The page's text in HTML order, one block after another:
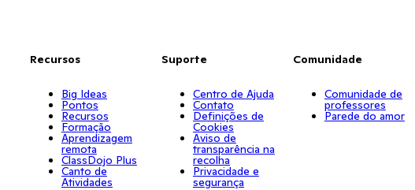
Recursos
Big Ideas
Pontos
Recursos
Formação
Aprendizagem
remota
ClassDojo Plus
Canto de
Atividades
Suporte
Centro de Ajuda
Contato
Definições de
Cookies
Aviso de
transparência na
recolha
Privacidade e
segurança
Comunidade
Comunidade de
professores
Parede do amor